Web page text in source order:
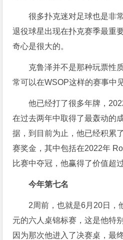
很多扑克迷对足球也是非
退役球星出现在扑克赛季最重
奇心是很大的。
克鲁泽并不是那种玩票性
常可以在WSOP这样的赛事中
他已经打了很多年牌，
在过去两年中取得了最轰动的
据，到目前为止，他已经积累
赛奖金，其中包括在2022年
比赛中夺冠，他赢得了价值超
今年第七名
2周前，也就是6月20日，
元的六人桌锦标赛，这是他特
因为那次他进入了决赛桌，最